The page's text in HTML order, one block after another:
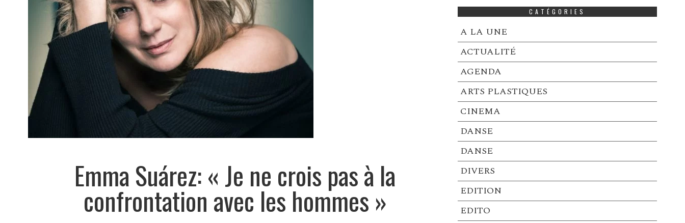
Emma Suárez: « Je ne crois pas à la
confrontation avec les hommes »
CATÉGORIES
A LA UNE
ACTUALITÉ
AGENDA
ARTS PLASTIQUES
CINEMA
DANSE
DANSE
DIVERS
EDITION
EDITO